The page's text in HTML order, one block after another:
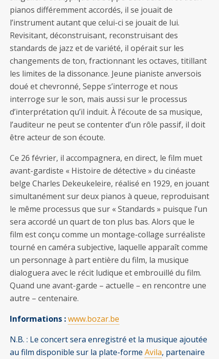
pianos différemment accordés, il se jouait de
l’instrument autant que celui-ci se jouait de lui.
Revisitant, déconstruisant, reconstruisant des
standards de jazz et de variété, il opérait sur les
changements de ton, fractionnant les octaves, titillant
les limites de la dissonance. Jeune pianiste anversois
doué et chevronné, Seppe s’interroge et nous
interroge sur le son, mais aussi sur le processus
d’interprétation qu’il induit. À l’écoute de sa musique,
l’auditeur ne peut se contenter d’un rôle passif, il doit
être acteur de son écoute.
Ce 26 février, il accompagnera, en direct, le film muet
avant-gardiste « Histoire de détective » du cinéaste
belge Charles Dekeukeleire, réalisé en 1929, en jouant
simultanément sur deux pianos à queue, reproduisant
le même processus que sur « Standards » puisque l’un
sera accordé un quart de ton plus bas. Alors que le
film est conçu comme un montage-collage surréaliste
tourné en caméra subjective, laquelle apparaît comme
un personnage à part entière du film, la musique
dialoguera avec le récit ludique et embrouillé du film.
Quand une avant-garde – actuelle – en rencontre une
autre – centenaire.
Informations :www.bozar.be
N.B. : Le concert sera enregistré et la musique ajoutée
au film disponible sur la plate-forme Avila, partenaire